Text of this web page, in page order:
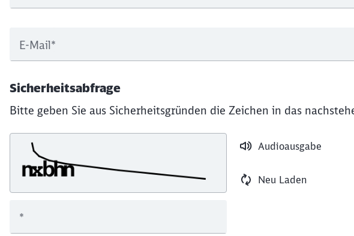
E-Mail*
Sicherheitsabfrage
Bitte geben Sie aus Sicherheitsgründen die Zeichen in das
Audioausgabe
Neu Laden
*